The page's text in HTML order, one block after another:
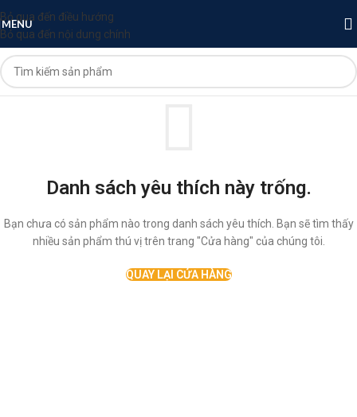
Bỏ qua đến điều hướng
Bỏ qua đến nội dung chính
MENU
Danh sách yêu thích này trống.
Bạn chưa có sản phẩm nào trong danh sách yêu thích. Bạn sẽ tìm thấy
nhiều sản phẩm thú vị trên trang "Cửa hàng" của chúng tôi.
QUAY LẠI CỬA HÀNG